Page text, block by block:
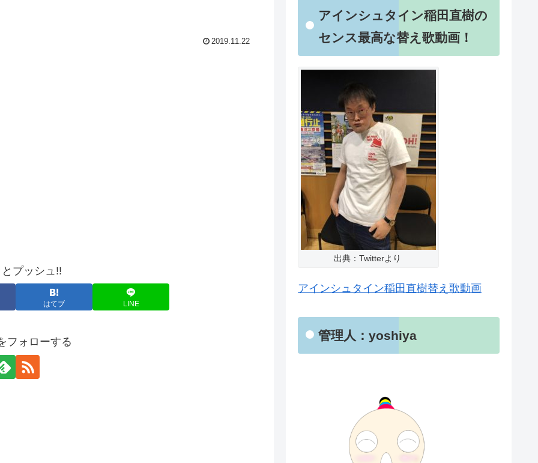
2019.11.22
プッシュ!!
はてブ LINE
フォローする
アインシュタイン稲田直樹の
センス最高な替え歌動画！
出典：Twitterより
アインシュタイン稲田直樹替え歌動画
管理人：yoshiya